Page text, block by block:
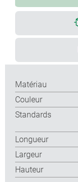
Matériau
Couleur
Standards
Longueur
Largeur
Hauteur